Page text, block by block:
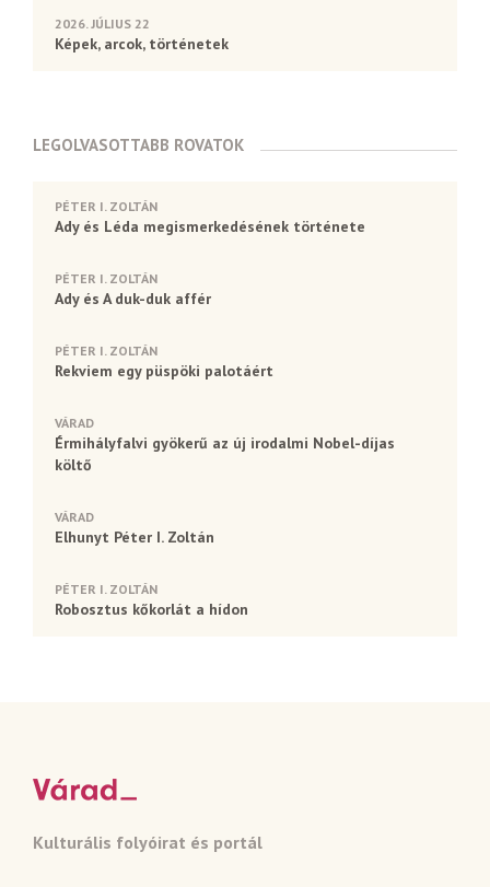
2026. JÚLIUS 22
Képek, arcok, történetek
LEGOLVASOTTABB ROVATOK
PÉTER I. ZOLTÁN
Ady és Léda megismerkedésének története
PÉTER I. ZOLTÁN
Ady és A duk-duk affér
PÉTER I. ZOLTÁN
Rekviem egy püspöki palotáért
VÁRAD
Érmihályfalvi gyökerű az új irodalmi Nobel-díjas
költő
VÁRAD
Elhunyt Péter I. Zoltán
PÉTER I. ZOLTÁN
Robosztus kőkorlát a hídon
Kulturális folyóirat és portál